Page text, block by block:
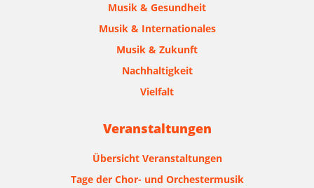
Musik & Gesundheit
Musik & Internationales
Musik & Zukunft
Nachhaltigkeit
Vielfalt
Veranstaltungen
Übersicht Veranstaltungen
Tage der Chor- und Orchestermusik